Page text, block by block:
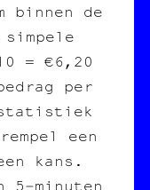
binnen de
= €6,20
per
een
kans.